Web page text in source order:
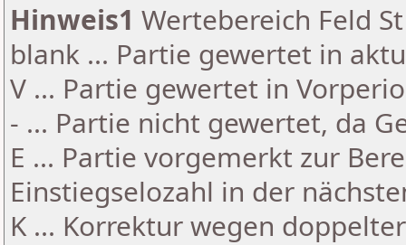
Hinweis1 Wertebereich Feld
blank ... Partie gewertet in
V ... Partie gewertet in
- ... Partie nicht gewertet, da
E ... Partie vorgemerkt zur
Einstiegselozahl in der
K ... Korrektur wegen